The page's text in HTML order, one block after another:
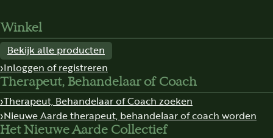
Winkel
Bekijk alle producten
Inloggen of registreren
Therapeut, Behandelaar of Coach
Therapeut, Behandelaar of Coach zoeken
Nieuwe Aarde therapeut, behandelaar of coach worden
Het Nieuwe Aarde Collectief